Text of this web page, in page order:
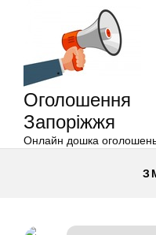
Оголошення
Запоріжжя
Онлайн дошка